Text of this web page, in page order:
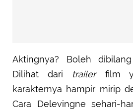
Aktingnya? Boleh
Dilihat dari trailer film
karakternya hampir mirip
Cara Delevingne sehari-